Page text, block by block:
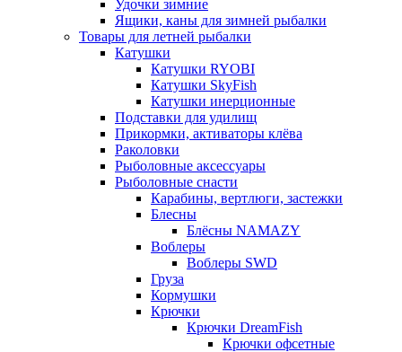
Удочки зимние
Ящики, каны для зимней рыбалки
Товары для летней рыбалки
Катушки
Катушки RYOBI
Катушки SkyFish
Катушки инерционные
Подставки для удилищ
Прикормки, активаторы клёва
Раколовки
Рыболовные аксессуары
Рыболовные снасти
Карабины, вертлюги, застежки
Блесны
Блёсны NAMAZY
Воблеры
Воблеры SWD
Груза
Кормушки
Крючки
Крючки DreamFish
Крючки офсетные